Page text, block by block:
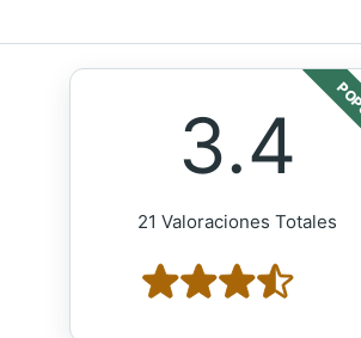
3.4
21 Valoraciones Totales